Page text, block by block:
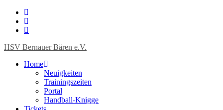
HSV Bernauer Bären e.V.
Home
Neuigkeiten
Trainingszeiten
Portal
Handball-Knigge